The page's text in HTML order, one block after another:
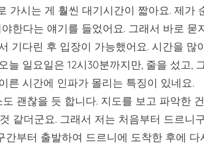
가시는 게 훨씬 대기시간이 짧아요. 제가
한다는 얘기를 들었어요. 그래서 바로 묻
기다린 후 입장이 가능했어요. 시간을 많
늘 일요일은 12시30분까지만, 줄을 섰고,
른 시간에 인파가 몰리는 특징이 있네요.
괜찮을 듯 합니다. 지도를 보고 파악한
같더군요. 그래서 저는 처음부터 드르니
간부터 출발하여 드르니에 도착한 후에